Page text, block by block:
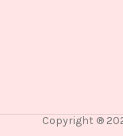
Copyright ®